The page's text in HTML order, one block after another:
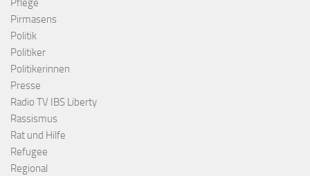
Pflege
Pirmasens
Politik
Politiker
Politikerinnen
Presse
Radio TV IBS Liberty
Rassismus
Rat und Hilfe
Refugee
Regional